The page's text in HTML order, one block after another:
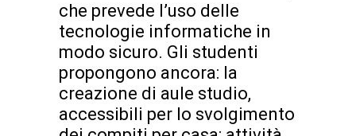
che prevede l’uso delle
tecnologie informatiche in
modo sicuro. Gli studenti
propongono ancora: la
creazione di aule studio,
accessibili per lo svolgimento